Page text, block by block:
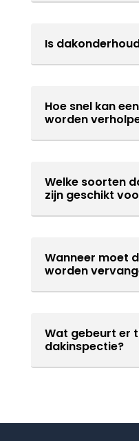
Is
Hoe snel kan
worden
Welke soorten
zijn geschikt
Wanneer moet
worden
Wat gebeurt er
dakinspectie?